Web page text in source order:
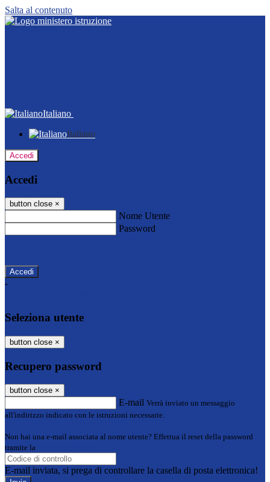
Salta al contenuto
Italiano
Italiano
Accedi
Accedi
button close ×
Nome Utente
Password
-
Seleziona utente
button close ×
Recupero password
button close ×
E-mail Verrà inviato un messaggio
all'indirizzo indicato con le istruzioni necessarie.
Non hai una e-mail associata al nome utente? Effettua il reset della password
tramite la
E-mail inviata, si prega di controllare la casella di posta elettronica!